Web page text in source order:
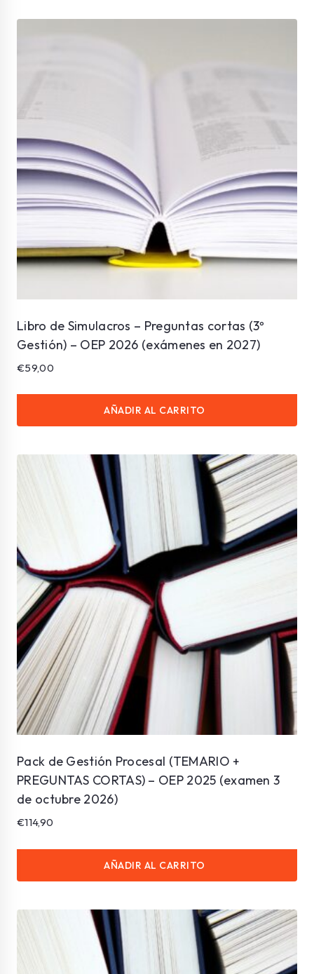
Libro de Simulacros – Preguntas cortas (3º
Gestión) – OEP 2026 (exámenes en 2027)
€59,00
AÑADIR AL CARRITO
Pack de Gestión Procesal (TEMARIO +
PREGUNTAS CORTAS) – OEP 2025 (examen 3
de octubre 2026)
€114,90
AÑADIR AL CARRITO